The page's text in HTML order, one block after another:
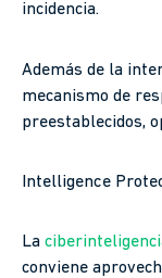
incidencia.
Además de la
mecanismo de
preestablecidos,
Intelligence
La
conviene